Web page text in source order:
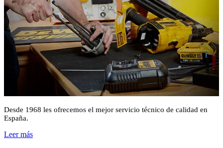
Desde 1968 les ofrecemos el mejor servicio técnico de calidad en
España.
Leer más